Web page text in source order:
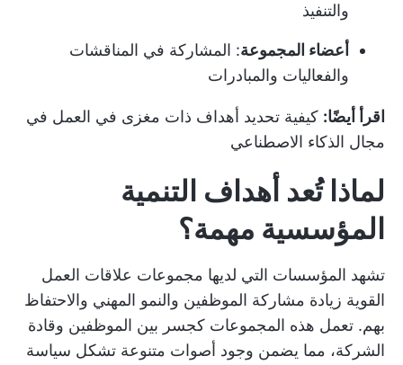
والتنفيذ
أعضاء المجموعة: المشاركة في المناقشات
والفعاليات والمبادرات
اقرأ أيضًا: كيفية تحديد أهداف ذات مغزى في العمل في
مجال الذكاء الاصطناعي
لماذا تُعد أهداف التنمية
المؤسسية مهمة؟
تشهد المؤسسات التي لديها مجموعات علاقات العمل
القوية زيادة مشاركة الموظفين والنمو المهني والاحتفاظ
بهم. تعمل هذه المجموعات كجسر بين الموظفين وقادة
الشركة، مما يضمن وجود أصوات متنوعة تشكل سياسة